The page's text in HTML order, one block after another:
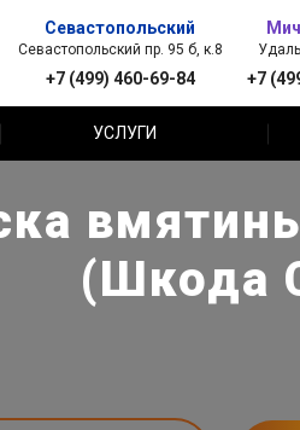
Севастопольский
Севастопольский пр. 95 б, к.8
+7 (499) 460-69-84 +7
УСЛУГИ
(Шкода